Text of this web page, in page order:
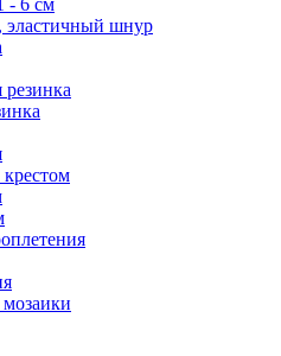
- 6 см
эластичный шнур